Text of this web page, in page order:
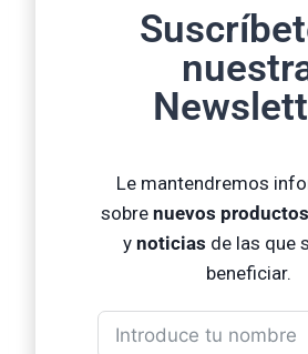
Le mantendremos
sobre nuevos productos
y noticias de las que
beneficiar.